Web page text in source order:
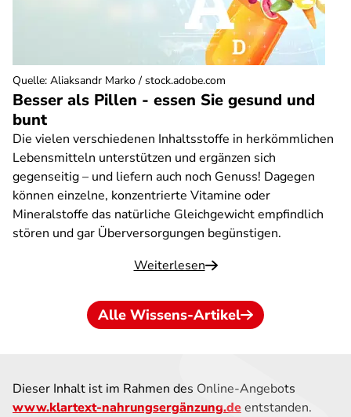
Besser als Pillen - essen Sie gesund und
bunt
Die vielen verschiedenen Inhaltsstoffe in herkömmlichen
Lebensmitteln unterstützen und ergänzen sich
gegenseitig – und liefern auch noch Genuss! Dagegen
können einzelne, konzentrierte Vitamine oder
Mineralstoffe das natürliche Gleichgewicht empfindlich
stören und gar Überversorgungen begünstigen.
Weiterlesen
Quelle: Aliaksandr Marko / stock.adobe.com
Alle Wissens-Artikel
Dieser Inhalt ist im Rahmen des Online-Angebots
www.klartext-nahrungsergänzung.deentstanden.